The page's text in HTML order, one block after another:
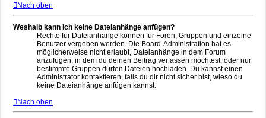
Nach oben
Weshalb kann ich keine Dateianhänge anfügen?
Rechte für Dateianhänge können für Foren, Gruppen und einzelne
Benutzer vergeben werden. Die Board-Administration hat es
möglicherweise nicht erlaubt, Dateianhänge in dem Forum
anzufügen, in dem du deinen Beitrag verfassen möchtest, oder nur
bestimmte Gruppen dürfen Dateien hochladen. Du kannst einen
Administrator kontaktieren, falls du dir nicht sicher bist, wieso du
keine Dateianhänge anfügen kannst.
Nach oben